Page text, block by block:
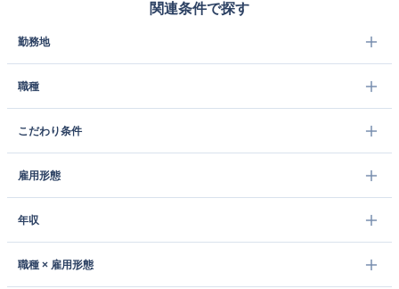
関連条件で探す
勤務地
職種
こだわり条件
雇用形態
年収
職種 × 雇用形態